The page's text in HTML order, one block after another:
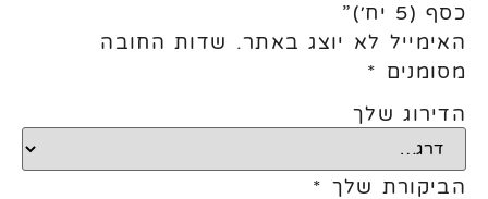
כסף (5 יח׳)”
האימייל לא יוצג באתר. שדות החובה
מסומנים *
הדירוג שלך
הביקורת שלך *